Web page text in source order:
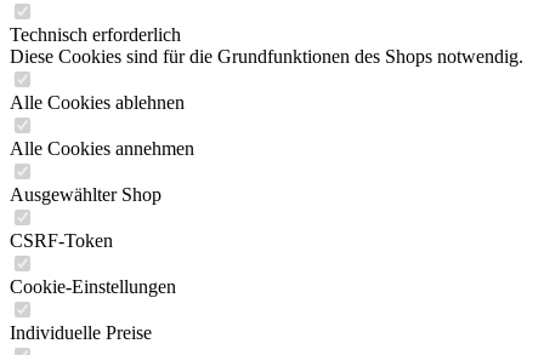
Technisch erforderlich
Diese Cookies sind für die Grundfunktionen des Shops notwendig.
Alle Cookies ablehnen
Alle Cookies annehmen
Ausgewählter Shop
CSRF-Token
Cookie-Einstellungen
Individuelle Preise